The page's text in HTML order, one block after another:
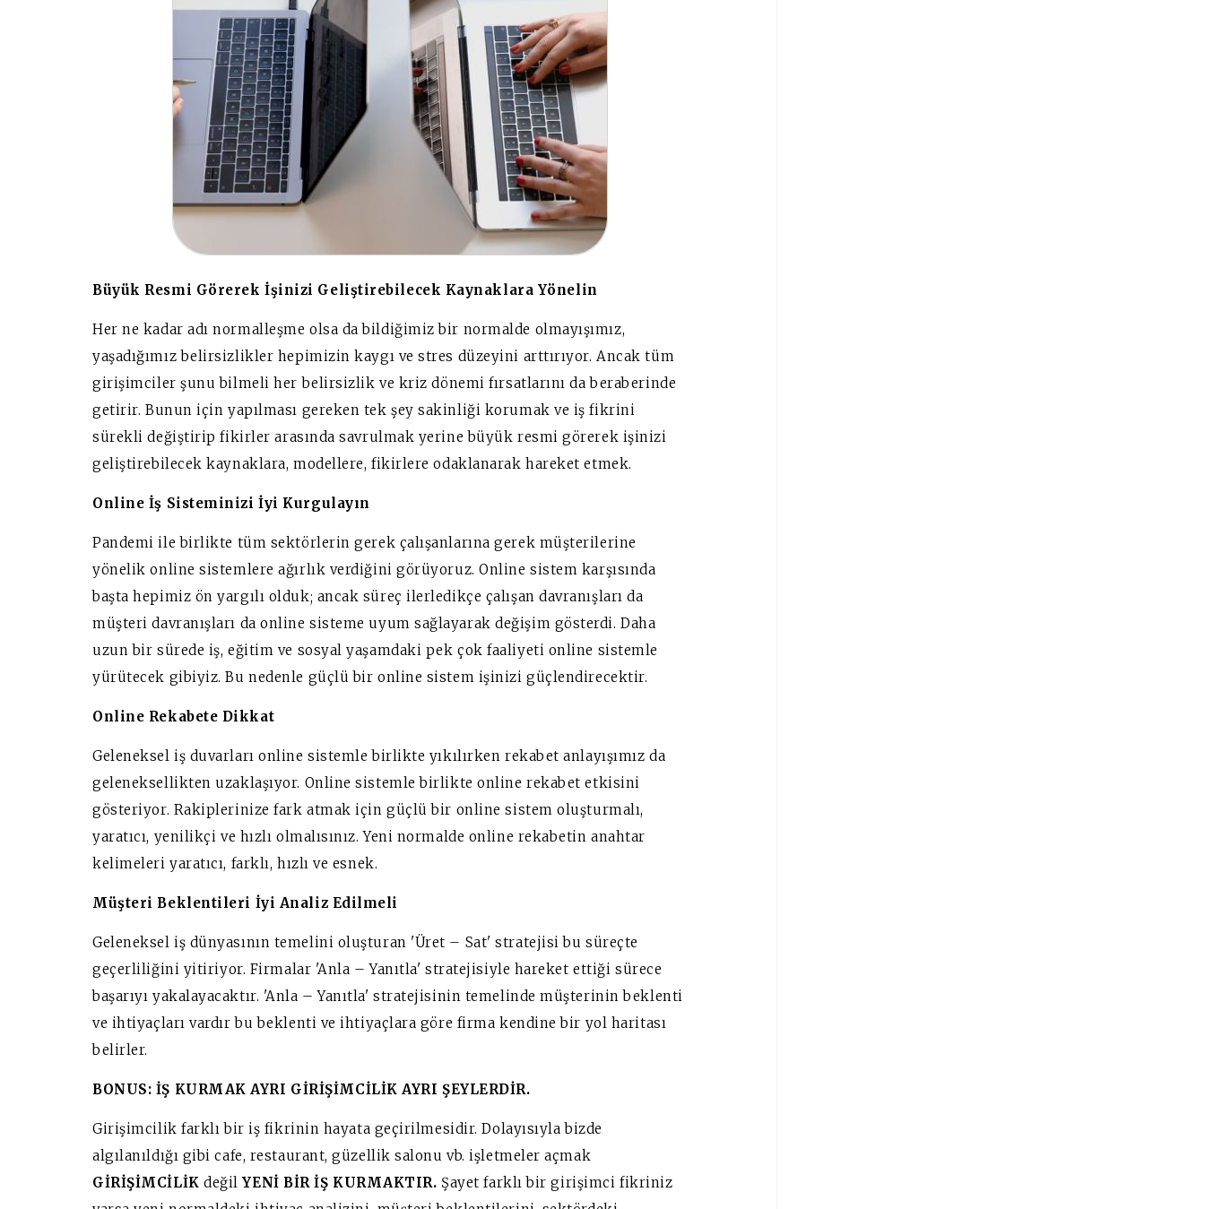
Büyük Resmi Görerek İşinizi Geliştirebilecek Kaynaklara Yönelin
Her ne kadar adı normalleşme olsa da bildiğimiz bir normalde olmayışımız,
yaşadığımız belirsizlikler hepimizin kaygı ve stres düzeyini arttırıyor. Ancak tüm
girişimciler şunu bilmeli her belirsizlik ve kriz dönemi fırsatlarını da beraberinde
getirir. Bunun için yapılması gereken tek şey sakinliği korumak ve iş fikrini
sürekli değiştirip fikirler arasında savrulmak yerine büyük resmi görerek işinizi
geliştirebilecek kaynaklara, modellere, fikirlere odaklanarak hareket etmek.
Online İş Sisteminizi İyi Kurgulayın
Pandemi ile birlikte tüm sektörlerin gerek çalışanlarına gerek müşterilerine
yönelik online sistemlere ağırlık verdiğini görüyoruz. Online sistem karşısında
başta hepimiz ön yargılı olduk; ancak süreç ilerledikçe çalışan davranışları da
müşteri davranışları da online sisteme uyum sağlayarak değişim gösterdi. Daha
uzun bir sürede iş, eğitim ve sosyal yaşamdaki pek çok faaliyeti online sistemle
yürütecek gibiyiz. Bu nedenle güçlü bir online sistem işinizi güçlendirecektir.
Online Rekabete Dikkat
Geleneksel iş duvarları online sistemle birlikte yıkılırken rekabet anlayışımız da
geleneksellikten uzaklaşıyor. Online sistemle birlikte online rekabet etkisini
gösteriyor. Rakiplerinize fark atmak için güçlü bir online sistem oluşturmalı,
yaratıcı, yenilikçi ve hızlı olmalısınız. Yeni normalde online rekabetin anahtar
kelimeleri yaratıcı, farklı, hızlı ve esnek.
Müşteri Beklentileri İyi Analiz Edilmeli
Geleneksel iş dünyasının temelini oluşturan 'Üret – Sat' stratejisi bu süreçte
geçerliliğini yitiriyor. Firmalar 'Anla – Yanıtla' stratejisiyle hareket ettiği sürece
başarıyı yakalayacaktır. 'Anla – Yanıtla' stratejisinin temelinde müşterinin beklenti
ve ihtiyaçları vardır bu beklenti ve ihtiyaçlara göre firma kendine bir yol haritası
belirler.
BONUS: İŞ KURMAK AYRI GİRİŞİMCİLİK AYRI ŞEYLERDİR.
Girişimcilik farklı bir iş fikrinin hayata geçirilmesidir. Dolayısıyla bizde
algılanıldığı gibi cafe, restaurant, güzellik salonu vb. işletmeler açmak
GİRİŞİMCİLİK değil YENİ BİR İŞ KURMAKTIR. Şayet farklı bir girişimci fikriniz